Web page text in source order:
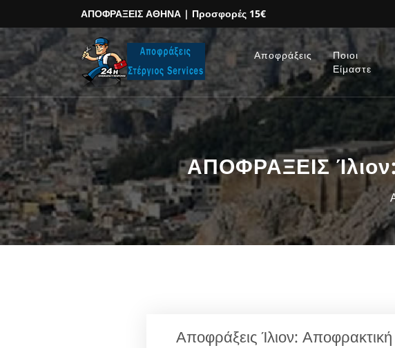
ΑΠΟΦΡΑΞΕΙΣ ΑΘΗΝΑ | Προσφορές 15€
Αποφράξεις
Ποιοι
Είμαστε
ΑΠΟΦΡΑΞΕΙΣ
Αποφράξεις Ίλιον: